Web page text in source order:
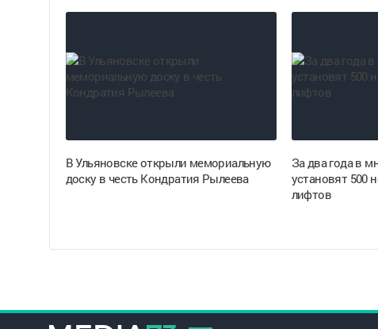
В Ульяновске открыли мемориальную
доску в честь Кондратия Рылеева
За два года в
установят 500
лифтов